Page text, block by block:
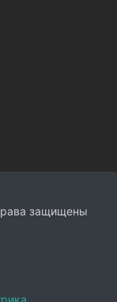
защищены